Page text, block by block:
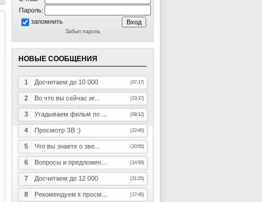
Пароль:
запомнить
Забыл пароль
НОВЫЕ СООБЩЕНИЯ
1 Досчитаем до 10 000 (07:17)
2 Во что вы сейчас иг... (23:37)
3 Угадываем фильм по ... (08:12)
4 Просмотр ЗВ :) (22:40)
5 Что вы знаете о зве... (20:55)
6 Вопросы и предложен... (14:59)
7 Досчитаем до 12 000 (21:25)
8 Рекомендуем к просм... (17:45)